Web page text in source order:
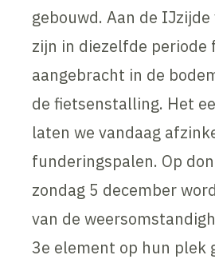
gebouwd. Aan de
zijn in diezelfde periode
aangebracht in de
de fietsenstalling. Het
laten we vandaag
funderingspalen. Op
zondag 5 december
van de
3e element op hun plek